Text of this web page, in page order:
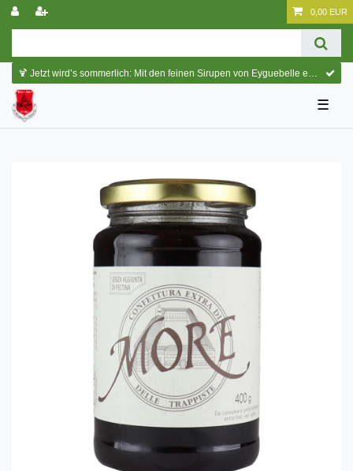
0,00 EUR
🍹 Jetzt wird’s sommerlich: Mit den feinen Sirupen von Eyguebelle entstehen erfrischende Cocktails und köstliche Sommerdrinks.
☰